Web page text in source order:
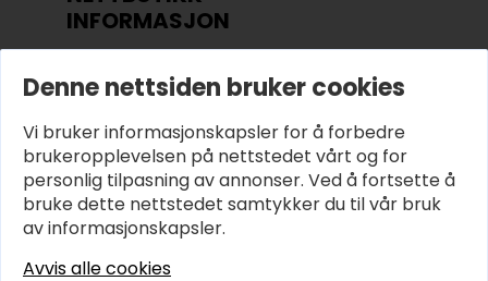
INFORMASJON
OM OSS
KJØPSVILKÅR OG BETINGELSER
PERSONVERN
Denne nettsiden bruker cookies
Vi bruker informasjonskapsler for å forbedre
brukeropplevelsen på nettstedet vårt og for
personlig tilpasning av annonser. Ved å fortsette å
bruke dette nettstedet samtykker du til vår bruk
av informasjonskapsler.
Avvis alle cookies